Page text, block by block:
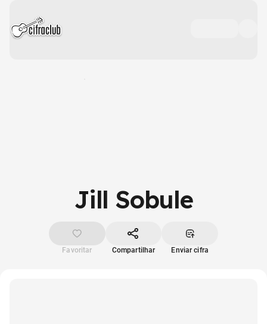
Jill Sobule
Favoritar Compartilhar Enviar cifra